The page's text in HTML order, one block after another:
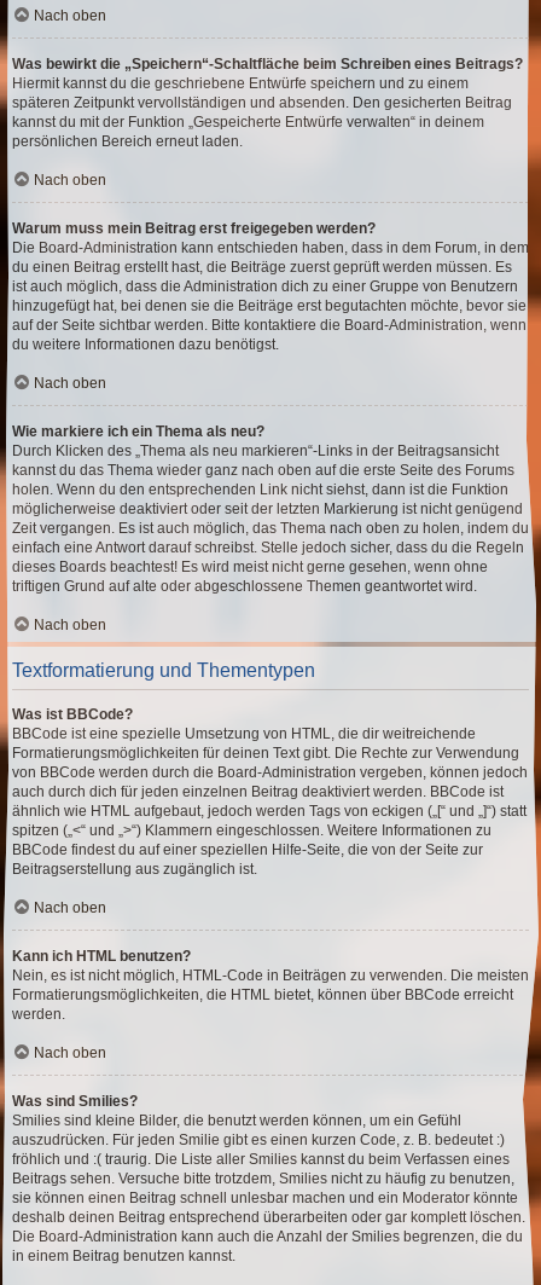
Nach oben
Was bewirkt die „Speichern“-Schaltfläche beim Schreiben eines Beitrags?
Hiermit kannst du die geschriebene Entwürfe speichern und zu einem
späteren Zeitpunkt vervollständigen und absenden. Den gesicherten Beitrag
kannst du mit der Funktion „Gespeicherte Entwürfe verwalten“ in deinem
persönlichen Bereich erneut laden.
Nach oben
Warum muss mein Beitrag erst freigegeben werden?
Die Board-Administration kann entschieden haben, dass in dem Forum, in dem
du einen Beitrag erstellt hast, die Beiträge zuerst geprüft werden müssen. Es
ist auch möglich, dass die Administration dich zu einer Gruppe von Benutzern
hinzugefügt hat, bei denen sie die Beiträge erst begutachten möchte, bevor sie
auf der Seite sichtbar werden. Bitte kontaktiere die Board-Administration, wenn
du weitere Informationen dazu benötigst.
Nach oben
Wie markiere ich ein Thema als neu?
Durch Klicken des „Thema als neu markieren“-Links in der Beitragsansicht
kannst du das Thema wieder ganz nach oben auf die erste Seite des Forums
holen. Wenn du den entsprechenden Link nicht siehst, dann ist die Funktion
möglicherweise deaktiviert oder seit der letzten Markierung ist nicht genügend
Zeit vergangen. Es ist auch möglich, das Thema nach oben zu holen, indem du
einfach eine Antwort darauf schreibst. Stelle jedoch sicher, dass du die Regeln
dieses Boards beachtest! Es wird meist nicht gerne gesehen, wenn ohne
triftigen Grund auf alte oder abgeschlossene Themen geantwortet wird.
Nach oben
Textformatierung und Thementypen
Was ist BBCode?
BBCode ist eine spezielle Umsetzung von HTML, die dir weitreichende
Formatierungsmöglichkeiten für deinen Text gibt. Die Rechte zur Verwendung
von BBCode werden durch die Board-Administration vergeben, können jedoch
auch durch dich für jeden einzelnen Beitrag deaktiviert werden. BBCode ist
ähnlich wie HTML aufgebaut, jedoch werden Tags von eckigen („[“ und „]“) statt
spitzen („<“ und „>“) Klammern eingeschlossen. Weitere Informationen zu
BBCode findest du auf einer speziellen Hilfe-Seite, die von der Seite zur
Beitragserstellung aus zugänglich ist.
Nach oben
Kann ich HTML benutzen?
Nein, es ist nicht möglich, HTML-Code in Beiträgen zu verwenden. Die meisten
Formatierungsmöglichkeiten, die HTML bietet, können über BBCode erreicht
werden.
Nach oben
Was sind Smilies?
Smilies sind kleine Bilder, die benutzt werden können, um ein Gefühl
auszudrücken. Für jeden Smilie gibt es einen kurzen Code, z. B. bedeutet :)
fröhlich und :( traurig. Die Liste aller Smilies kannst du beim Verfassen eines
Beitrags sehen. Versuche bitte trotzdem, Smilies nicht zu häufig zu benutzen,
sie können einen Beitrag schnell unlesbar machen und ein Moderator könnte
deshalb deinen Beitrag entsprechend überarbeiten oder gar komplett löschen.
Die Board-Administration kann auch die Anzahl der Smilies begrenzen, die du
in einem Beitrag benutzen kannst.